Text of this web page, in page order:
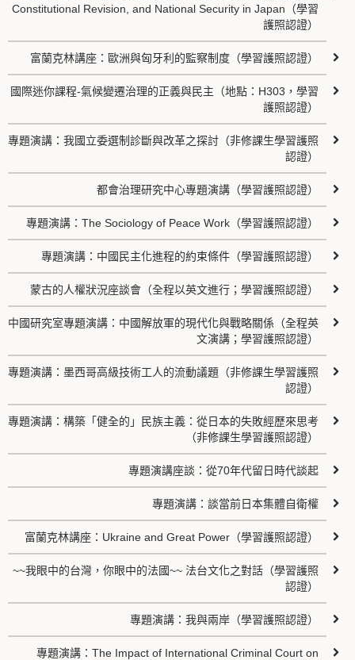
Constitutional Revision, and National Security in Japan（學習
護照認證）
富蘭克林講座：歐洲與匈牙利的監察制度（學習護照認證）
國際迷你課程-氣候變遷治理的正義與民主（地點：H303，學習
護照認證）
專題演講：我國立委選制診斷與改革之探討（非修課生學習護照
認證）
都會治理研究中心專題演講（學習護照認證）
專題演講：The Sociology of Peace Work（學習護照認證）
專題演講：中國民主化進程的約束條件（學習護照認證）
蒙古的人權狀況座談會（全程以英文進行；學習護照認證）
中國研究室專題演講：中國解放軍的現代化與戰略關係（全程英
文演講；學習護照認證）
專題演講：墨西哥高級技術工人的流動議題（非修課生學習護照
認證）
專題演講：構築「健全的」民族主義：從日本的失敗經歷來思考
（非修課生學習護照認證）
專題演講座談：從70年代留日時代談起
專題演講：談當前日本集體自衛權
富蘭克林講座：Ukraine and Great Power（學習護照認證）
~~我眼中的台灣，你眼中的法國~~ 法台文化之對話（學習護照
認證）
專題演講：我與兩岸（學習護照認證）
專題演講：The Impact of International Criminal Court on